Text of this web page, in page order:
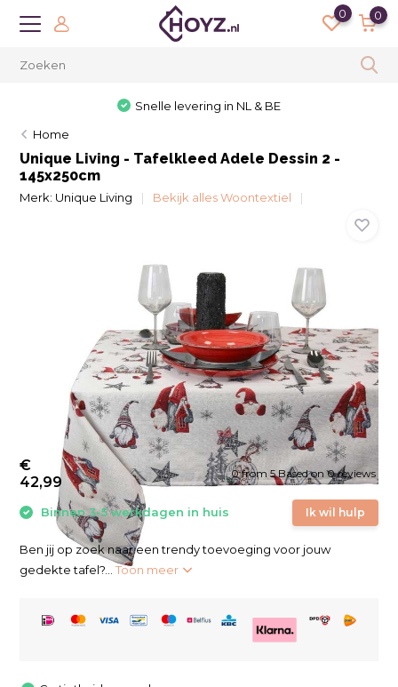
0 0
Snelle levering in NL & BE
Home
Unique Living - Tafelkleed Adele Dessin 2 -
145x250cm
Merk: Unique Living Bekijk alles Woontextiel
0 from 5 Based on 0 reviews
Ik wil hulp
€
42,99
Binnen 3-5 werkdagen in huis
Ben jij op zoek naar een trendy toevoeging voor jouw
gedekte tafel?...Toon meer